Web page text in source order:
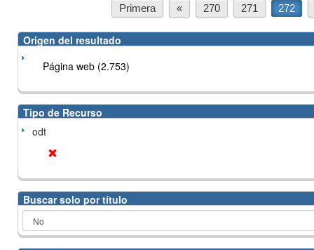
Primera « 270 271 272
Origen del resultado
Página web (2.753)
Tipo de Recurso
odt
Buscar solo por título